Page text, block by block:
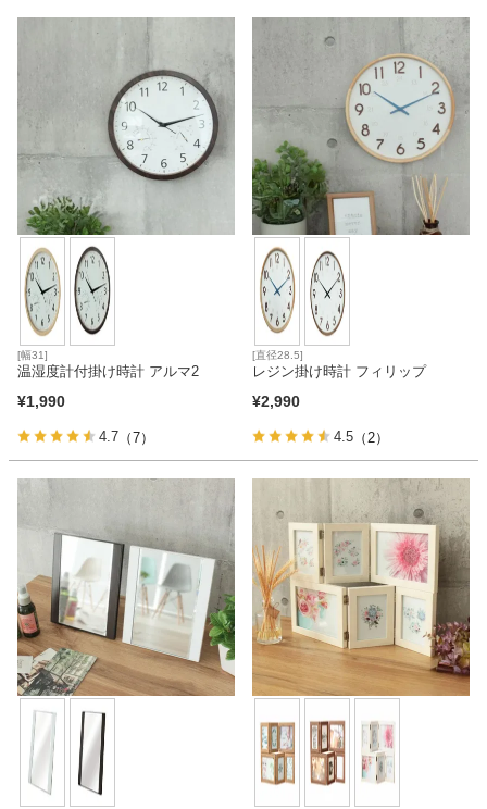
[幅31]
温湿度計付掛け時計 アルマ2
¥1,990
4.7 （7）
[直径28.5]
レジン掛け時計 フィリップ
¥2,990
4.5 （2）